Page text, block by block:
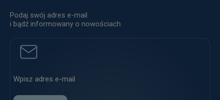
Podaj swój adres e-mail
i bądź informowany o nowościach